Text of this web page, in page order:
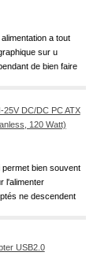
a tout
sur u
de bien faire
25V DC/DC PC ATX
120 Watt)
bien souvent
l'alimenter
ne descendent
USB2.0